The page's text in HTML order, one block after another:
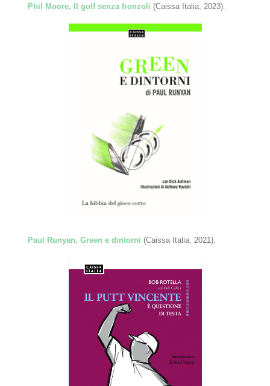
Phil Moore, Il golf senza fronzoli(Caissa Italia, 2023).
Paul Runyan, Green e dintorni (Caissa Italia, 2021).